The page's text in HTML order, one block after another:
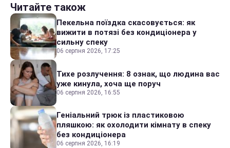
Читайте також
Пекельна поїздка скасовується: як
вижити в потязі без кондиціонера у
сильну спеку
06 серпня 2026, 17:25
Тихе розлучення: 8 ознак, що людина вас
уже кинула, хоча ще поруч
06 серпня 2026, 16:55
Геніальний трюк із пластиковою
пляшкою: як охолодити кімнату в спеку
без кондиціонера
06 серпня 2026, 16:19